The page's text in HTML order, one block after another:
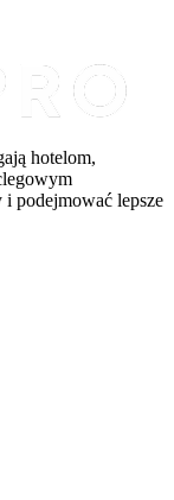
hotelom,
podejmować lepsze